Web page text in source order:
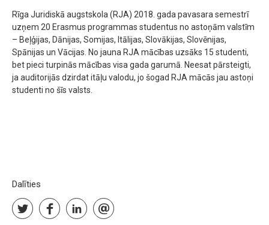
Rīga Juridiskā augstskola (RJA) 2018. gada pavasara semestrī
uzņem 20 Erasmus programmas studentus no astoņām valstīm
– Beļģijas, Dānijas, Somijas, Itālijas, Slovākijas, Slovēnijas,
Spānijas un Vācijas. No jauna RJA mācības uzsāks 15 studenti,
bet pieci turpinās mācības visa gada garumā. Neesat pārsteigti,
ja auditorijās dzirdat itāļu valodu, jo šogad RJA mācās jau astoņi
studenti no šīs valsts.
Dalīties